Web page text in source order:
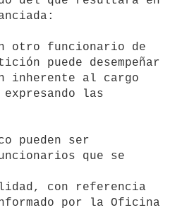
otro funcionario de
puede desempeñar
las
pueden ser
que se
por la Oficina